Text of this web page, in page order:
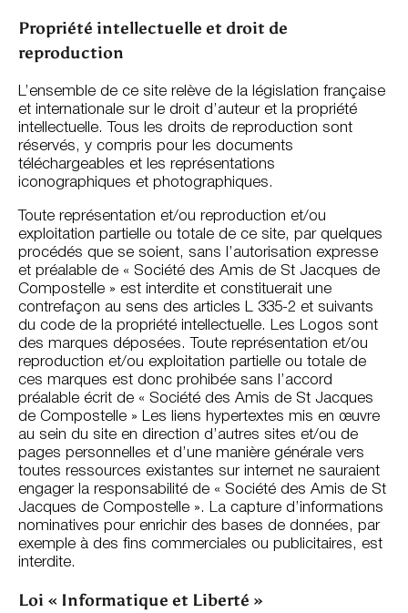
Propriété intellectuelle et droit de
reproduction
L’ensemble de ce site relève de la législation française
et internationale sur le droit d’auteur et la propriété
intellectuelle. Tous les droits de reproduction sont
réservés, y compris pour les documents
téléchargeables et les représentations
iconographiques et photographiques.
Toute représentation et/ou reproduction et/ou
exploitation partielle ou totale de ce site, par quelques
procédés que se soient, sans l’autorisation expresse
et préalable de « Société des Amis de St Jacques de
Compostelle » est interdite et constituerait une
contrefaçon au sens des articles L 335-2 et suivants
du code de la propriété intellectuelle. Les Logos sont
des marques déposées. Toute représentation et/ou
reproduction et/ou exploitation partielle ou totale de
ces marques est donc prohibée sans l’accord
préalable écrit de « Société des Amis de St Jacques
de Compostelle » Les liens hypertextes mis en œuvre
au sein du site en direction d’autres sites et/ou de
pages personnelles et d’une manière générale vers
toutes ressources existantes sur internet ne sauraient
engager la responsabilité de « Société des Amis de St
Jacques de Compostelle ». La capture d’informations
nominatives pour enrichir des bases de données, par
exemple à des fins commerciales ou publicitaires, est
interdite.
Loi « Informatique et Liberté »